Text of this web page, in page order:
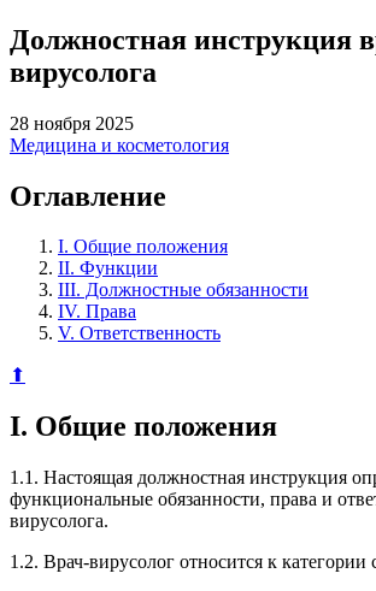
Должностная инструкция
вирусолога
28 ноября 2025
Медицина и косметология
Оглавление
I. Общие положения
II. Функции
III. Должностные обязанности
IV. Права
V. Ответственность
⬆
I. Общие положения
1.1. Настоящая должностная инструкция
функциональные обязанности, права и
вирусолога.
1.2. Врач-вирусолог относится к категории